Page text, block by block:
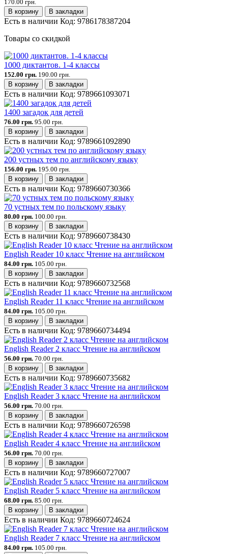
170.00 грн.
В корзину
В закладки
Есть в наличии Код: 9786178387204
Товары со скидкой
1000 диктантов. 1-4 классы
152.00 грн. 190.00 грн.
В корзину
В закладки
Есть в наличии Код: 9789661093071
1400 загадок для детей
76.00 грн. 95.00 грн.
В корзину
В закладки
Есть в наличии Код: 9789661092890
200 устных тем по английскому языку
156.00 грн. 195.00 грн.
В корзину
В закладки
Есть в наличии Код: 9789660730366
70 устных тем по польскому языку
80.00 грн. 100.00 грн.
В корзину
В закладки
Есть в наличии Код: 9789660738430
English Reader 10 класс Чтение на английском
84.00 грн. 105.00 грн.
В корзину
В закладки
Есть в наличии Код: 9789660732568
English Reader 11 класс Чтение на английском
84.00 грн. 105.00 грн.
В корзину
В закладки
Есть в наличии Код: 9789660734494
English Reader 2 класс Чтение на английском
56.00 грн. 70.00 грн.
В корзину
В закладки
Есть в наличии Код: 9789660735682
English Reader 3 класс Чтение на английском
56.00 грн. 70.00 грн.
В корзину
В закладки
Есть в наличии Код: 9789660726598
English Reader 4 класс Чтение на английском
56.00 грн. 70.00 грн.
В корзину
В закладки
Есть в наличии Код: 9789660727007
English Reader 5 класс Чтение на английском
68.00 грн. 85.00 грн.
В корзину
В закладки
Есть в наличии Код: 9789660724624
English Reader 7 класс Чтение на английском
84.00 грн. 105.00 грн.